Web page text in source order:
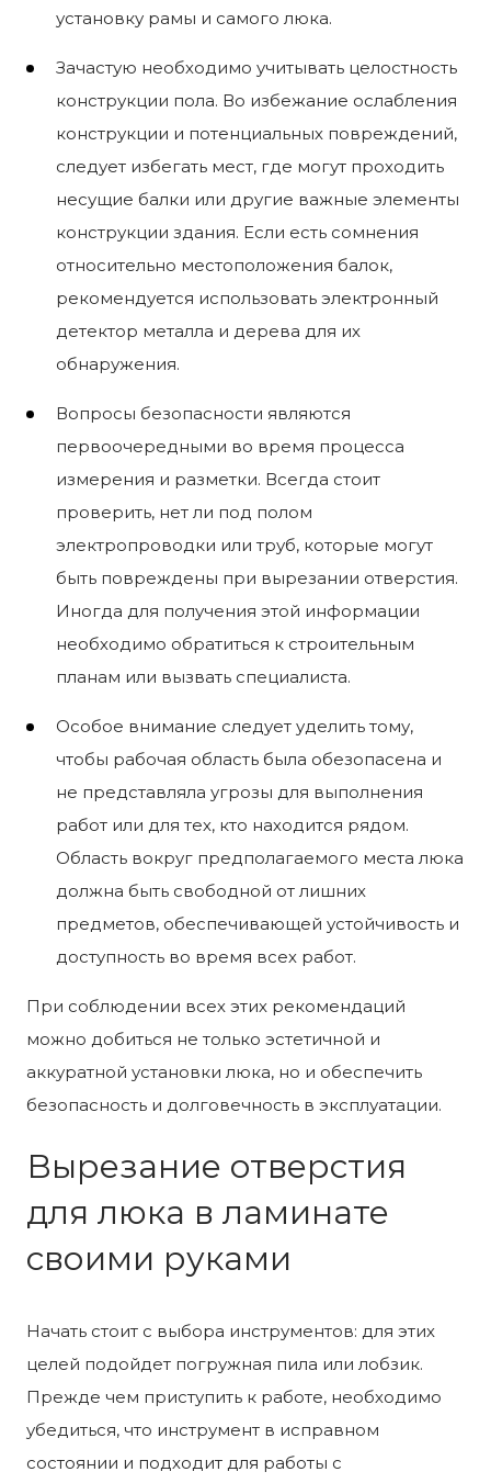
установку рамы и самого люка.
Зачастую необходимо учитывать целостность
конструкции пола. Во избежание ослабления
конструкции и потенциальных повреждений,
следует избегать мест, где могут проходить
несущие балки или другие важные элементы
конструкции здания. Если есть сомнения
относительно местоположения балок,
рекомендуется использовать электронный
детектор металла и дерева для их
обнаружения.
Вопросы безопасности являются
первоочередными во время процесса
измерения и разметки. Всегда стоит
проверить, нет ли под полом
электропроводки или труб, которые могут
быть повреждены при вырезании отверстия.
Иногда для получения этой информации
необходимо обратиться к строительным
планам или вызвать специалиста.
Особое внимание следует уделить тому,
чтобы рабочая область была обезопасена и
не представляла угрозы для выполнения
работ или для тех, кто находится рядом.
Область вокруг предполагаемого места люка
должна быть свободной от лишних
предметов, обеспечивающей устойчивость и
доступность во время всех работ.
При соблюдении всех этих рекомендаций
можно добиться не только эстетичной и
аккуратной установки люка, но и обеспечить
безопасность и долговечность в эксплуатации.
Вырезание отверстия
для люка в ламинате
своими руками
Начать стоит с выбора инструментов: для этих
целей подойдет погружная пила или лобзик.
Прежде чем приступить к работе, необходимо
убедиться, что инструмент в исправном
состоянии и подходит для работы с